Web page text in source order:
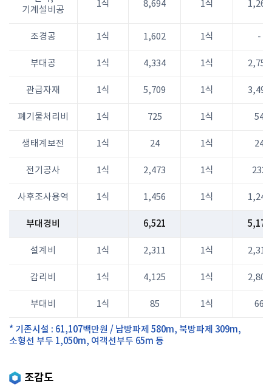
기계설비공
1식 8,694 1식 1,267
조경공 1식 1,602 1식 -
부대공 1식 4,334 1식 2,754
관급자재 1식 5,709 1식 3,495
폐기물처리비 1식 725 1식 54
생태계보전 1식 24 1식 24
전기공사 1식 2,473 1식 233
사후조사용역 1식 1,456 1식 1,240
부대경비 6,521 5,177
설계비 1식 2,311 1식 2,311
감리비 1식 4,125 1식 2,800
부대비 1식 85 1식 66
* 기존시설 : 61,107백만원 / 남방파제 580m, 북방파제 309m,
소형선 부두 1,050m, 여객선부두 65m 등
조감도